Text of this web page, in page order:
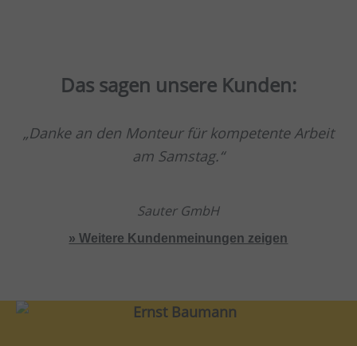
Das sagen unsere Kunden:
Danke an den Monteur für kompetente Arbeit
am Samstag.
Sauter GmbH
» Weitere Kundenmeinungen zeigen